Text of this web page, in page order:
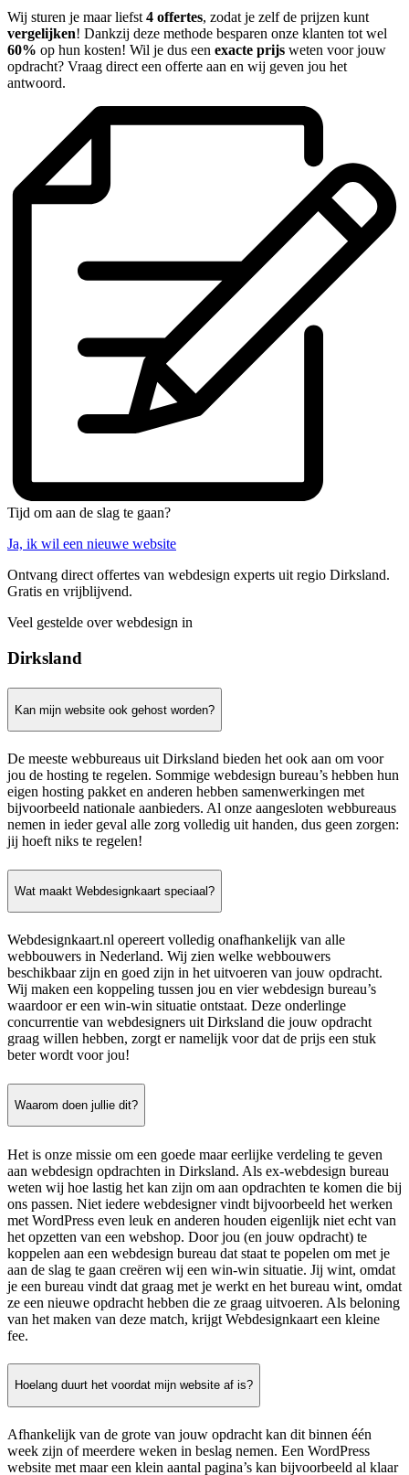
Wij sturen je maar liefst 4 offertes, zodat je zelf de prijzen kunt
vergelijken! Dankzij deze methode besparen onze klanten tot wel
60% op hun kosten! Wil je dus een exacte prijs weten voor jouw
opdracht? Vraag direct een offerte aan en wij geven jou het
antwoord.
Tijd om aan de slag te gaan?
Ja, ik wil een nieuwe website
Ontvang direct offertes van webdesign experts uit regio Dirksland.
Gratis en vrijblijvend.
Veel gestelde over webdesign in
Dirksland
Kan mijn website ook gehost worden?
De meeste webbureaus uit Dirksland bieden het ook aan om voor
jou de hosting te regelen. Sommige webdesign bureau’s hebben hun
eigen hosting pakket en anderen hebben samenwerkingen met
bijvoorbeeld nationale aanbieders. Al onze aangesloten webbureaus
nemen in ieder geval alle zorg volledig uit handen, dus geen zorgen:
jij hoeft niks te regelen!
Wat maakt Webdesignkaart speciaal?
Webdesignkaart.nl opereert volledig onafhankelijk van alle
webbouwers in Nederland. Wij zien welke webbouwers
beschikbaar zijn en goed zijn in het uitvoeren van jouw opdracht.
Wij maken een koppeling tussen jou en vier webdesign bureau’s
waardoor er een win-win situatie ontstaat. Deze onderlinge
concurrentie van webdesigners uit Dirksland die jouw opdracht
graag willen hebben, zorgt er namelijk voor dat de prijs een stuk
beter wordt voor jou!
Waarom doen jullie dit?
Het is onze missie om een goede maar eerlijke verdeling te geven
aan webdesign opdrachten in Dirksland. Als ex-webdesign bureau
weten wij hoe lastig het kan zijn om aan opdrachten te komen die bij
ons passen. Niet iedere webdesigner vindt bijvoorbeeld het werken
met WordPress even leuk en anderen houden eigenlijk niet echt van
het opzetten van een webshop. Door jou (en jouw opdracht) te
koppelen aan een webdesign bureau dat staat te popelen om met je
aan de slag te gaan creëren wij een win-win situatie. Jij wint, omdat
je een bureau vindt dat graag met je werkt en het bureau wint, omdat
ze een nieuwe opdracht hebben die ze graag uitvoeren. Als beloning
van het maken van deze match, krijgt Webdesignkaart een kleine
fee.
Hoelang duurt het voordat mijn website af is?
Afhankelijk van de grote van jouw opdracht kan dit binnen één
week zijn of meerdere weken in beslag nemen. Een WordPress
website met maar een klein aantal pagina’s kan bijvoorbeeld al klaar